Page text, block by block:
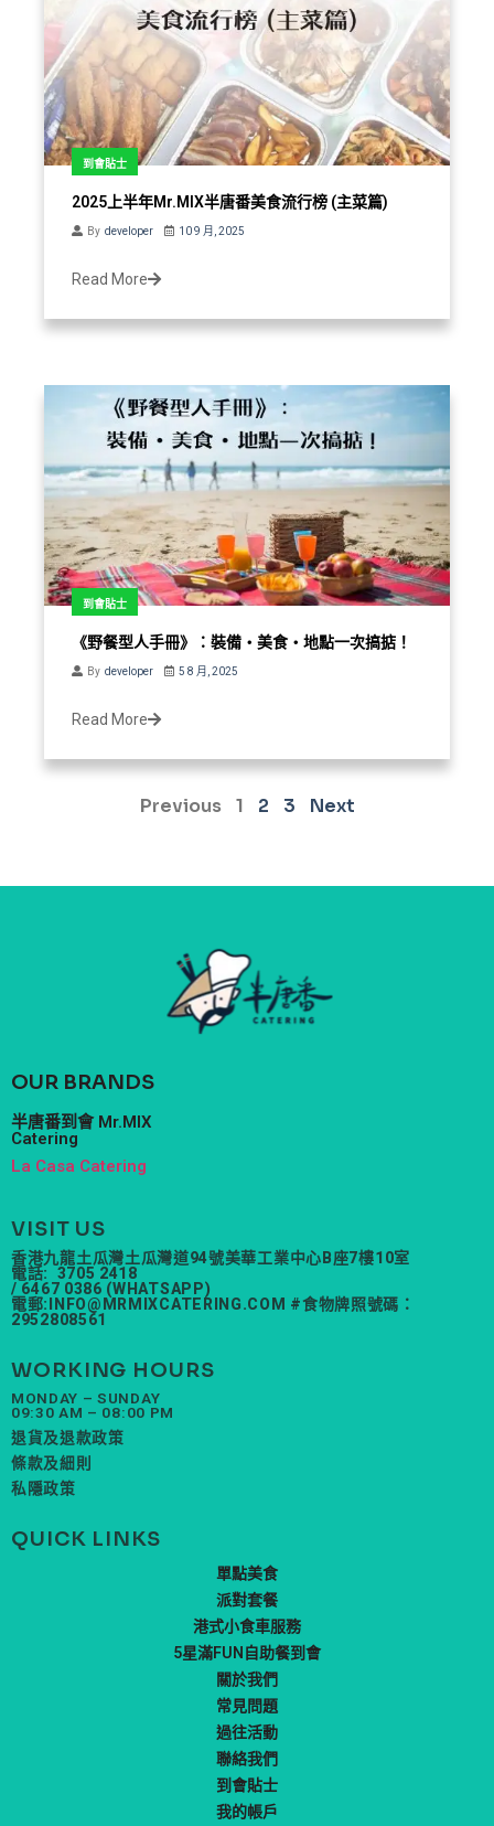
到會貼士
2025上半年Mr.MIX半唐番美食流行榜 (主菜篇)
By developer 10 9 月, 2025
Read More
到會貼士
《野餐型人手冊》：裝備・美食・地點一次搞掂！
By developer 5 8 月, 2025
Read More
Previous 1 2 3 Next
OUR BRANDS
半唐番到會 Mr.MIX
Catering
La Casa Catering
VISIT US
香港九龍土瓜灣土瓜灣道94號美華工業中心B座7樓10室
電話: 3705 2418
/ 6467 0386 (WHATSAPP)
電郵:
INFO@MRMIXCATERING.COM #食物牌照號碼：
2952808561
WORKING HOURS
MONDAY – SUNDAY
09:30 AM – 08:00 PM
退貨及退款政策
條款及細則
私隱政策
QUICK LINKS
單點美食
派對套餐
港式小食車服務
5星滿FUN自助餐到會
關於我們
常見問題
過往活動
聯絡我們
到會貼士
我的帳戶